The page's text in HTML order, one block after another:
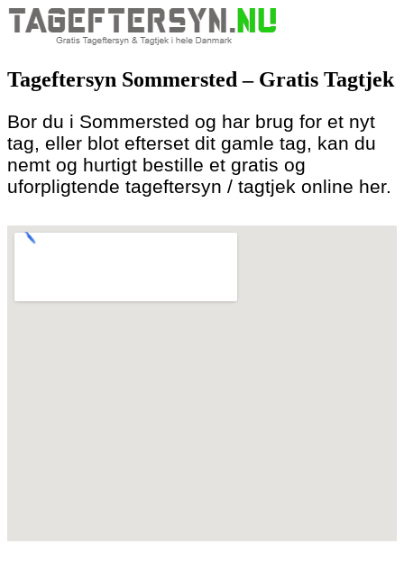
to
content
Tageftersyn Sommersted – Gratis Tagtjek
Bor du i Sommersted og har brug for et nyt
tag, eller blot efterset dit gamle tag, kan du
nemt og hurtigt bestille et gratis og
uforpligtende tageftersyn / tagtjek online her.